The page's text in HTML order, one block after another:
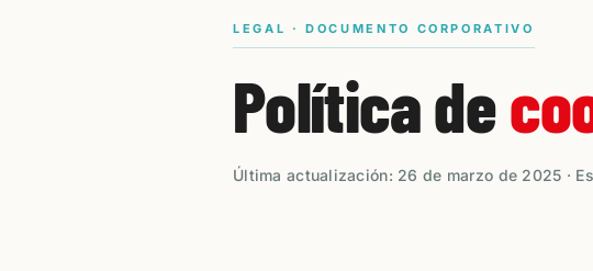
LEGAL · DOCUMENTO CORPORATIVO
Política de
Última actualización: 26 de marzo de 2025 ·